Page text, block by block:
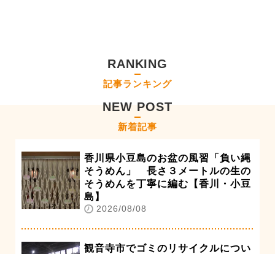
RANKING
記事ランキング
NEW POST
新着記事
香川県小豆島のお盆の風習「負い縄
そうめん」 長さ３メートルの生の
そうめんを丁寧に編む【香川・小豆
島】
2026/08/08
観音寺市でゴミのリサイクルについ